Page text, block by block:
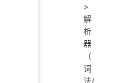
>
解
析
器
（
词